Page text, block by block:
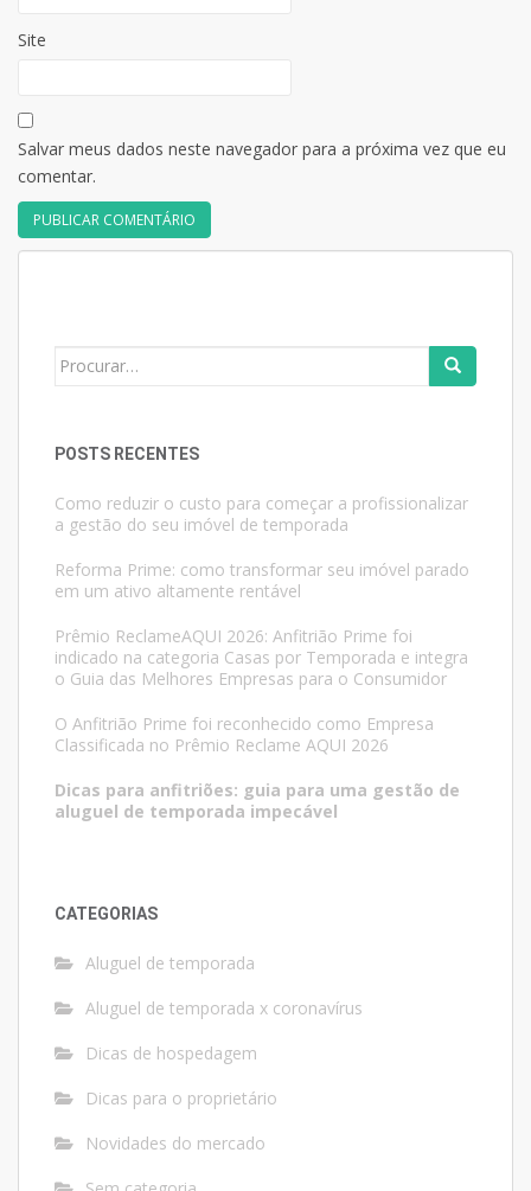
Site
Salvar meus dados neste navegador para a próxima vez que eu
comentar.
Search
POSTS RECENTES
Como reduzir o custo para começar a profissionalizar
a gestão do seu imóvel de temporada
Reforma Prime: como transformar seu imóvel parado
em um ativo altamente rentável
Prêmio ReclameAQUI 2026: Anfitrião Prime foi
indicado na categoria Casas por Temporada e integra
o Guia das Melhores Empresas para o Consumidor
O Anfitrião Prime foi reconhecido como Empresa
Classificada no Prêmio Reclame AQUI 2026
Dicas para anfitriões: guia para uma gestão de
aluguel de temporada impecável
CATEGORIAS
Aluguel de temporada
Aluguel de temporada x coronavírus
Dicas de hospedagem
Dicas para o proprietário
Novidades do mercado